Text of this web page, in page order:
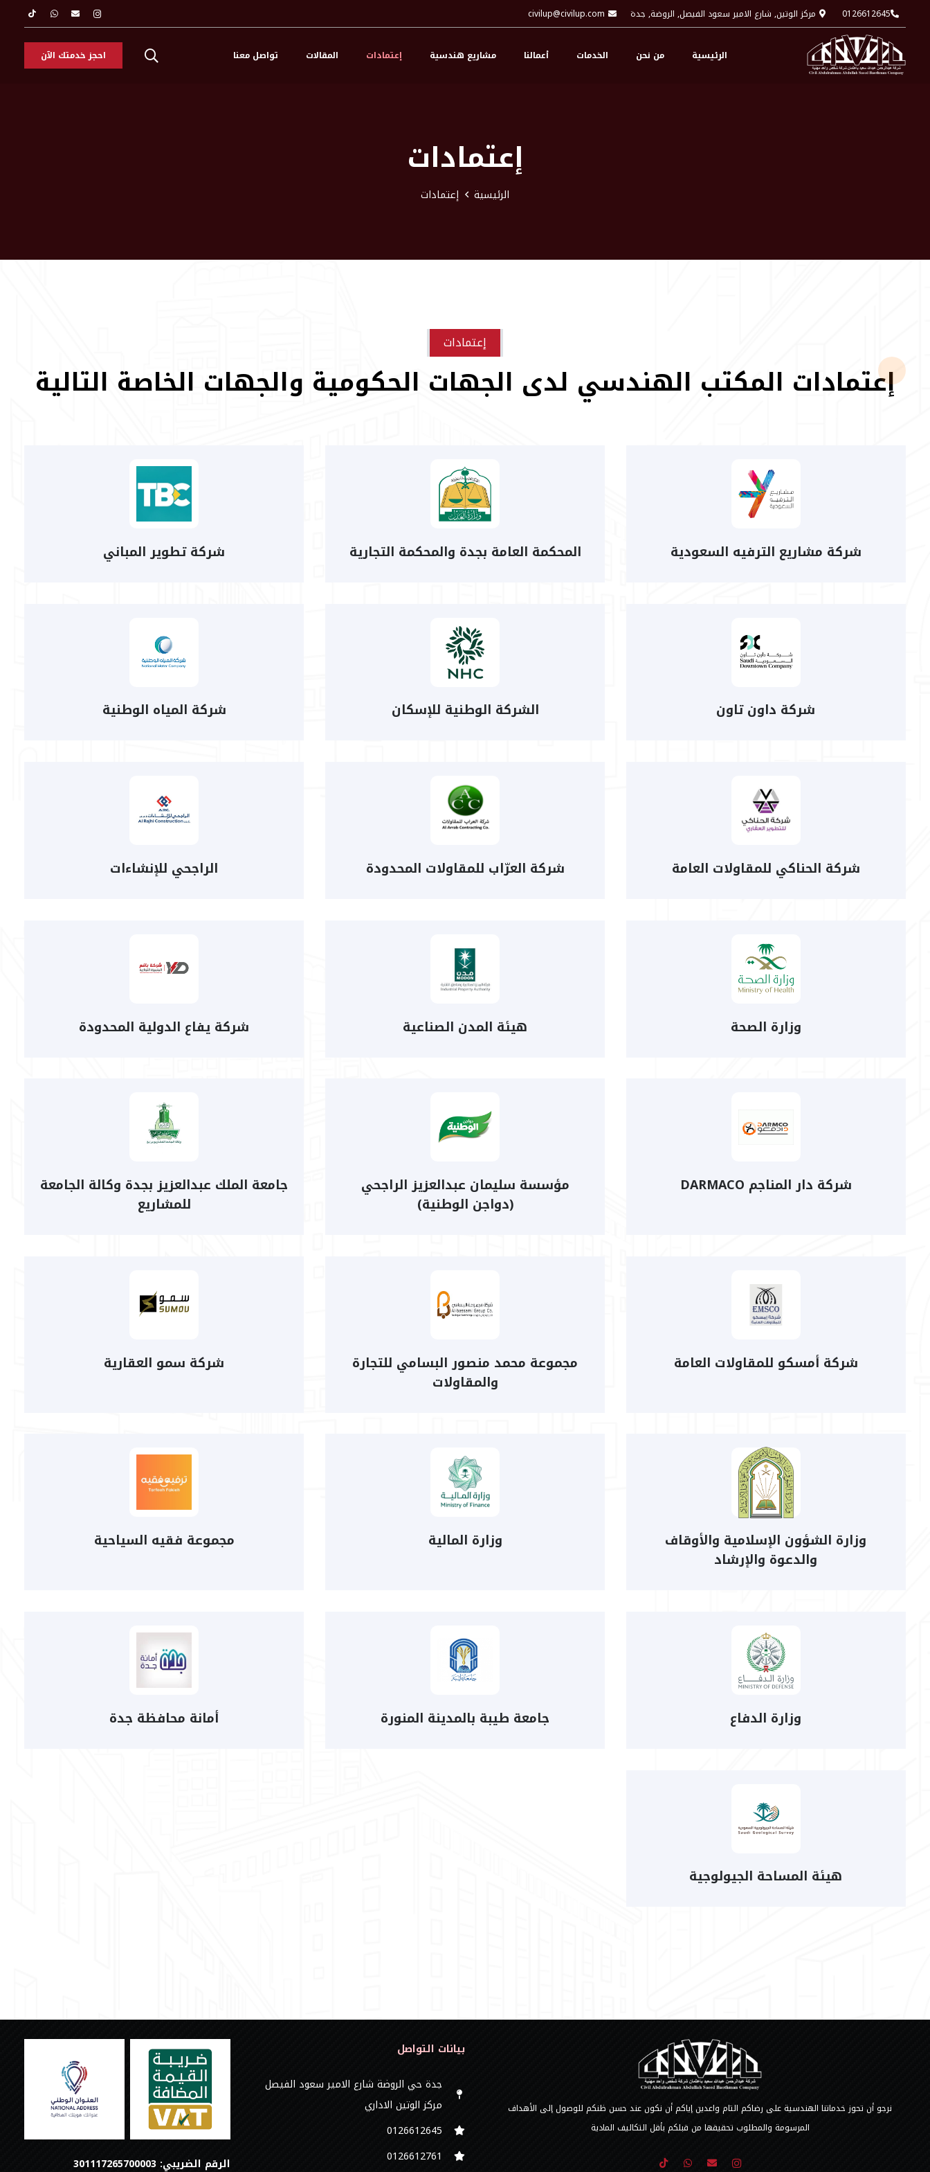
0126612645 مركز الوتين, شارع الامير سعود الفيصل, الروضة, جدة civilup@civilup.com
الرئيسية من نحن الخدمات أعمالنا مشاريع هندسية إعتمادات المقالات تواصل معنا احجز خدمتك الآن
إعتمادات
الرئيسية إعتمادات
إعتمادات
إعتمادات المكتب الهندسي لدى الجهات الحكومية والجهات الخاصة التالية
شركة مشاريع الترفيه السعودية المحكمة العامة بجدة والمحكمة التجارية شركة تطوير المباني
شركة داون تاون الشركة الوطنية للإسكان شركة المياه الوطنية
شركة الحناكي للمقاولات العامة شركة العرّاب للمقاولات المحدودة الراجحي للإنشاءات
وزارة الصحة هيئة المدن الصناعية شركة يفاع الدولية المحدودة
شركة دار المناجم DARMACO
مؤسسة سليمان عبدالعزيز الراجحي
(دواجن الوطنية)
جامعة الملك عبدالعزيز بجدة وكالة الجامعة
للمشاريع
شركة أمسكو للمقاولات العامة
مجموعة محمد منصور البسامي للتجارة
والمقاولات
شركة سمو العقارية
وزارة الشؤون الإسلامية والأوقاف
والدعوة والإرشاد
وزارة المالية مجموعة فقيه السياحية
وزارة الدفاع جامعة طيبة بالمدينة المنورة أمانة محافظة جدة
هيئة المساحة الجيولوجية
نرجو أن تحوز خدماتنا الهندسية على رضاكم التام واعدين إياكم أن نكون عند حسن ظنكم للوصول إلى الأهداف
المرسومة والمطلوب تحقيقها من قبلكم بأقل التكاليف المادية
بيانات التواصل
جدة حي الروضة شارع الامير سعود الفيصل
مركز الوتين الاداري
0126612645‬
‭0126612761
الرقم الضريبي: 301117265700003